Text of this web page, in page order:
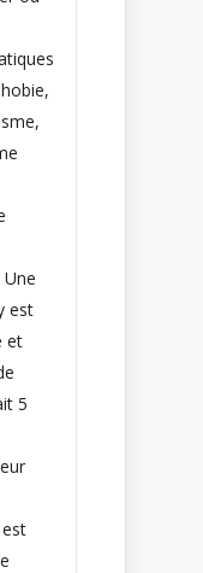
est
et
5